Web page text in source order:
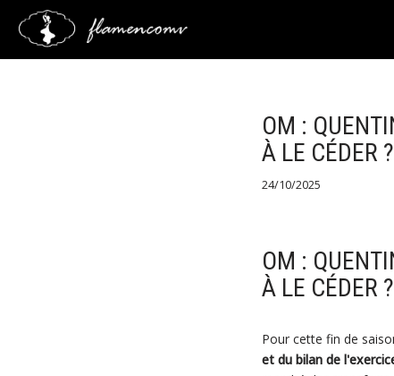
Saltar
OM :
À LE CÉDER ?
24/10/2025
OM :
À LE CÉDER ?
Pour cette fin de
et du bilan de